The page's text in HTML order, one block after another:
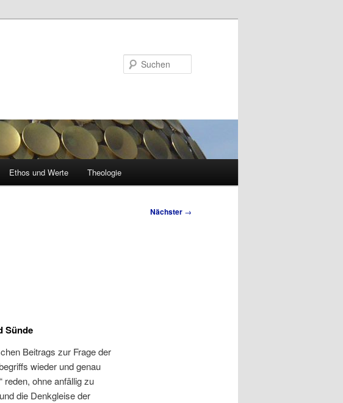
Ethos und Werte Theologie
Nächster →
Sünde
Beitrags zur Frage der
wieder und genau
reden, ohne anfällig zu
die Denkgleise der